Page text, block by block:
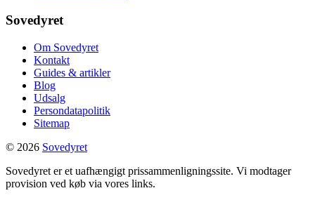
Sovedyret
Om Sovedyret
Kontakt
Guides & artikler
Blog
Udsalg
Persondatapolitik
Sitemap
© 2026 Sovedyret
Sovedyret er et uafhængigt prissammenligningssite. Vi modtager
provision ved køb via vores links.